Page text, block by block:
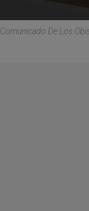
Comunicado De Los